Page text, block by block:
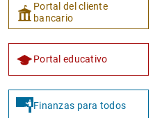
Portal del cliente
bancario
Portal educativo
Finanzas para todos